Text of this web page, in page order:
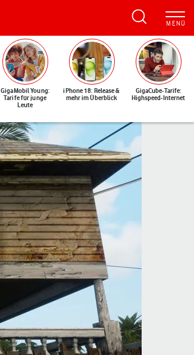
GigaMobil Young:
Tarife für junge
Leute
iPhone 18: Release &
mehr im Überblick
GigaCube-Tarife:
Highspeed-Internet